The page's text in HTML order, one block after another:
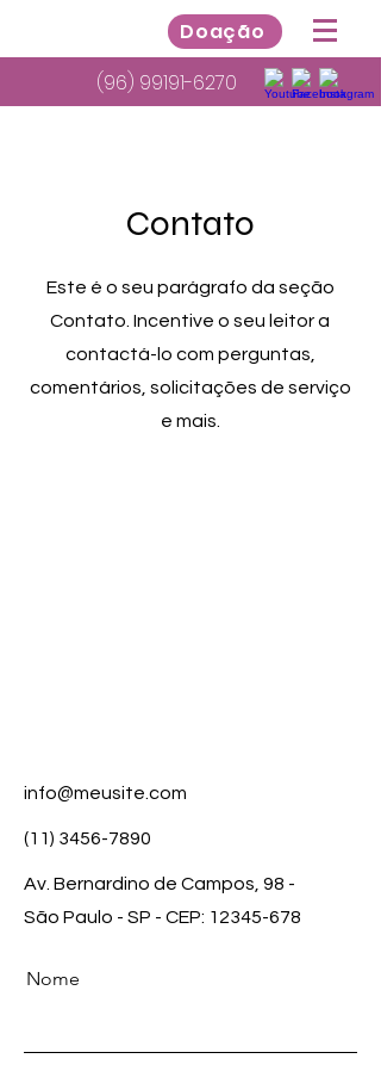
(96) 99191-6270
Doação
Contato
Este é o seu parágrafo da seção
Contato. Incentive o seu leitor a
contactá-lo com perguntas,
comentários, solicitações de serviço
e mais.
info@meusite.com
(11) 3456-7890
Av. Bernardino de Campos, 98 -
São Paulo - SP - CEP: 12345-678
Nome